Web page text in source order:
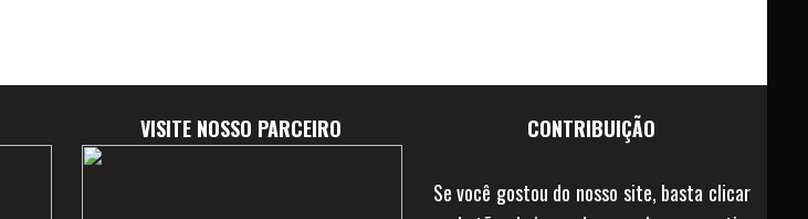
VISITE NOSSO PARCEIRO CONTRIBUIÇÃO
Se você gostou do nosso site, basta clicar